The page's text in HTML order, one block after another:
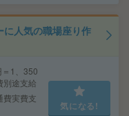
人気の職場座り作
1、350
別途支給
費実費支
気になる!